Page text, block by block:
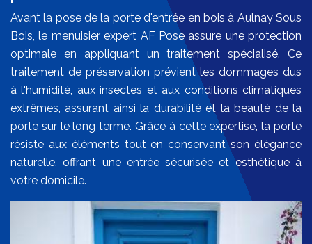
Avant la pose de la porte d'entrée en bois à Aulnay Sous
Bois, le menuisier expert AF Pose assure une protection
optimale en appliquant un traitement spécialisé. Ce
traitement de préservation prévient les dommages dus
à l'humidité, aux insectes et aux conditions climatiques
extrêmes, assurant ainsi la durabilité et la beauté de la
porte sur le long terme. Grâce à cette expertise, la porte
résiste aux éléments tout en conservant son élégance
naturelle, offrant une entrée sécurisée et esthétique à
votre domicile.